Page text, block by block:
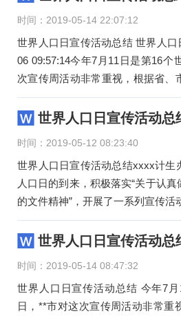
时间：2019-05-14 22:07:12
世界人口日宣传活动总结 世界人口
06 09:57:14今年7月11日是第16个
次宣传周活动非常重视，根据省、
行了精心
世界人口日宣传活动总
时间：2019-05-12 08:23:40
世界人口日宣传活动总结xxxx计生
人口日的到来，积极落实“关于认
的文件精神”，开展了一系列宣传活
一、挺高认识，思想重视。
世界人口日宣传活动总
时间：2019-05-14 08:47:32
世界人口日宣传活动总结 今年7
日，**市对这次宣传周活动非常重